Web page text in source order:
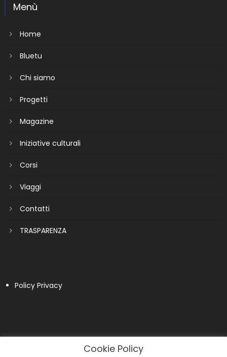
Menù
Home
Bluetu
Chi siamo
Progetti
Magazine
Iniziative culturali
Corsi
Viaggi
Contatti
TRASPARENZA
Policy Privacy
Cookie Policy